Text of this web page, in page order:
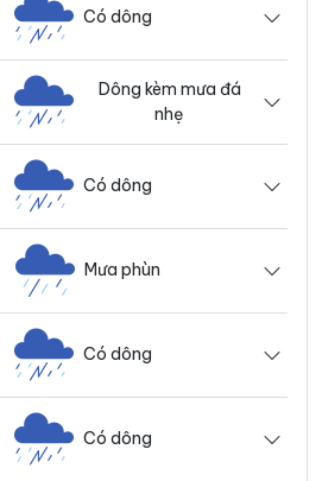
Có dông
Dông kèm mưa đá
nhẹ
Có dông
Mưa phùn
Có dông
Có dông